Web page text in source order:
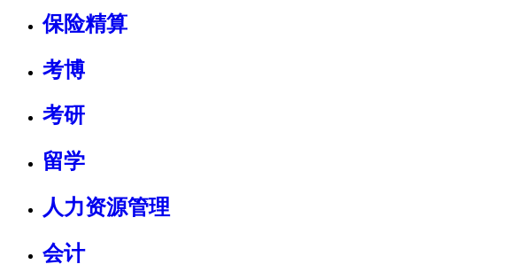
保险精算
考博
考研
留学
人力资源管理
会计